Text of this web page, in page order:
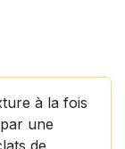
à la fois
une
de